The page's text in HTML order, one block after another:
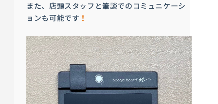
また、店頭スタッフと筆談でのコミュニケーシ
ョンも可能です ！